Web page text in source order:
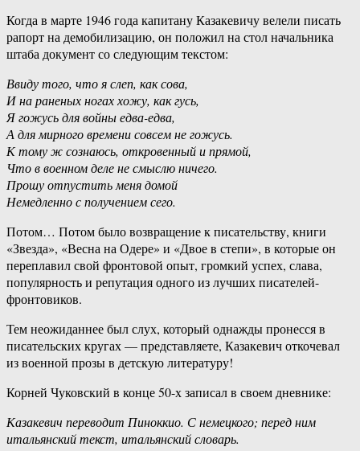
Когда в марте 1946 года капитану Казакевичу велели писать
рапорт на демобилизацию, он положил на стол начальника
штаба документ со следующим текстом:
Ввиду того, что я слеп, как сова,
И на раненых ногах хожу, как гусь,
Я гожусь для войны едва-едва,
А для мирного времени совсем не гожусь.
К тому ж сознаюсь, откровенный и прямой,
Что в военном деле не смыслю ничего.
Прошу отпустить меня домой
Немедленно с получением сего.
Потом… Потом было возвращение к писательству, книги
«Звезда», «Весна на Одере» и «Двое в степи», в которые он
переплавил свой фронтовой опыт, громкий успех, слава,
популярность и репутация одного из лучших писателей-
фронтовиков.
Тем неожиданнее был слух, который однажды пронесся в
писательских кругах — представляете, Казакевич откочевал
из военной прозы в детскую литературу!
Корней Чуковский в конце 50-х записал в своем дневнике:
Казакевич переводит Пиноккио. С немецкого; перед ним
итальянский текст, итальянский словарь.